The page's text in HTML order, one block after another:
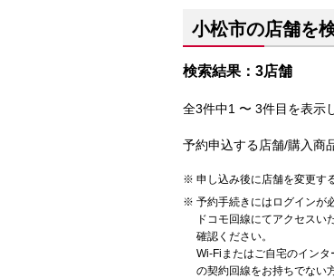
小松市の店舗を
検索結果：3店舗
全3件中1 〜 3件目を表示
予約申込する店舗/購入商
申し込み後に店舗を変更す
予約手続きにはログインが
ドコモ回線にてアクセス
確認ください。
Wi-Fiまたはご自宅のイン
の契約回線をお持ちでない